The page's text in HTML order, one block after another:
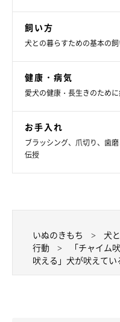
しかし、物音はいつかしな
音が消えた」と学習し、物
す。
飼い方
犬との暮らすための基本の
健康・病気
愛犬の健康・長生きのため
お手入れ
ブラッシング、爪切り、歯
伝授
いぬのきもち 犬
行動
「チャイム
吠える」犬が吠えてい